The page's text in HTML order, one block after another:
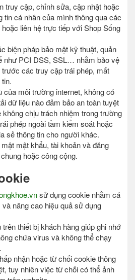
truy cập, chỉnh sửa, cập nhật hoặc
tin cá nhân của mình thông qua các
liên hệ trực tiếp với Shop Sống
biện pháp bảo mật kỹ thuật, quản
như PCI DSS, SSL… nhằm bảo vệ
các truy cập trái phép, mất
của môi trường internet, không có
dữ liệu nào đảm bảo an toàn tuyệt
không chịu trách nhiệm trong trường
phép ngoài tầm kiểm soát hoặc
sẻ thông tin cho người khác.
mật khẩu, tài khoản và đăng
hoặc công cộng.
sử dụng cookie nhằm cá
nâng cao hiệu quả sử dụng
thiết bị khách hàng giúp ghi nhớ
chứa virus và không thể chạy
nhận hoặc từ chối cookie thông
tuy nhiên việc từ chối có thể ảnh